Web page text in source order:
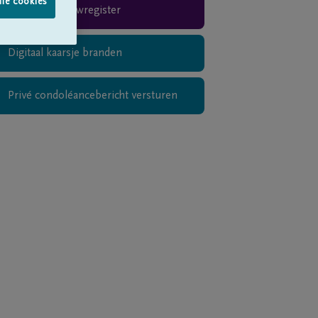
Rouwregister
Digitaal kaarsje branden
Privé condoléancebericht versturen